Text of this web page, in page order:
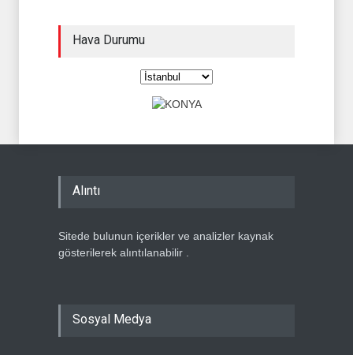
Hava Durumu
Alıntı
Sitede bulunun içerikler ve analizler kaynak
gösterilerek alıntılanabilir .
Sosyal Medya